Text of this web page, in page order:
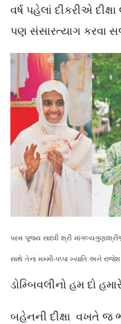
વર્ષ પહેલાં દીકરીએ
પણ સંસારત્યાગ કરવા
પરમ પૂજ્ય સાધ્વી શ્રી
સાથે તેનાં મમ્મી-પપ્પા ખ્યાતિ અને
ડોમ્બિવલીનો હમ દો
બહેનની દીક્ષા વખતે